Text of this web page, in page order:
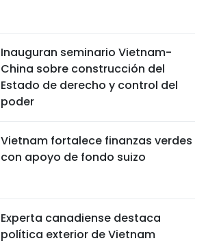
Inauguran seminario Vietnam-
China sobre construcción del
Estado de derecho y control del
poder
Vietnam fortalece finanzas verdes
con apoyo de fondo suizo
Experta canadiense destaca
política exterior de Vietnam